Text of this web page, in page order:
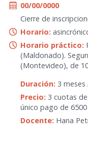
00/00/0000
Cierre de
Horario:
Horario práctico:
(Maldonado).
(Montevideo), de
Duración: 3
Precio: 3 cuotas
único pago de 6500
Docente: Hana